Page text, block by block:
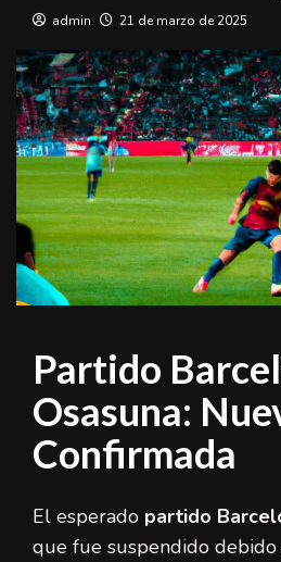
admin 21 de marzo de 2025
Partido
Osasuna:
Confirmada
El esperado partido
que fue suspendido